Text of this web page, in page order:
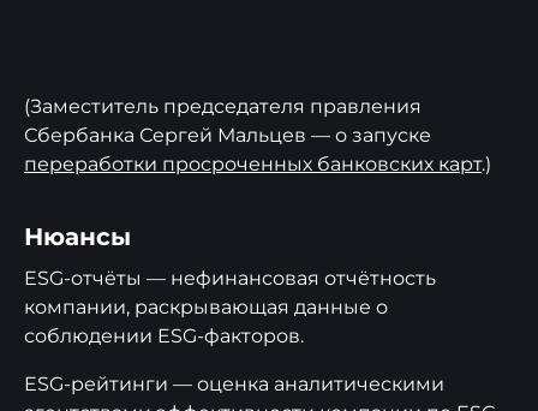
(Заместитель председателя правления
Сбербанка Сергей Мальцев — о запуске
переработки просроченных банковских карт.)
Нюансы
ESG-отчёты — нефинансовая отчётность
компании, раскрывающая данные о
соблюдении ESG-факторов.
ESG-рейтинги — оценка аналитическими